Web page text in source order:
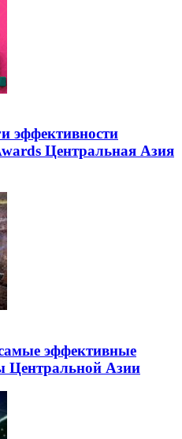
эффективности
Центральная Азия
эффективные
Центральной Азии